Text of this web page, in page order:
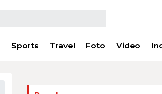
Sports Travel Foto Video